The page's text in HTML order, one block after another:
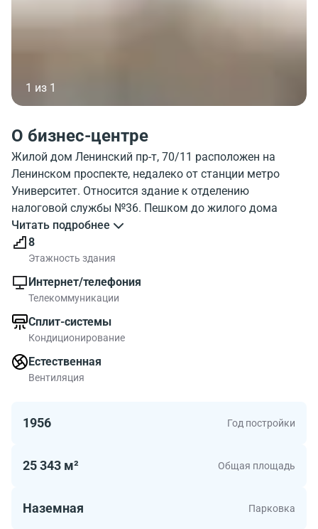
1 из 1
О бизнес-центре
Жилой дом Ленинский пр-т, 70/11 расположен на
Ленинском проспекте, недалеко от станции метро
Университет. Относится здание к отделению
налоговой службы №36. Пешком до жилого дома
Ленинский пр-т, 70/11 можно добраться
приблизительно за 8 минут от станции метро. В
здании 8 этажей, и паркинг. Внешний вид жилого дома
Leninskij pr-t 70/11 можно посмотреть на фотографии.
На карте, можно посмотреть где находится жилой дом
центром хорошо развита.
Площади офисов до 10395.00 квадратных метров.
Офисы в объекте - подходящий вариант для столичной
компании.
Читать подробнее
8
Этажность здания
Интернет/телефония
Телекоммуникации
Сплит-системы
Кондиционирование
Естественная
Вентиляция
1956 Год постройки
25 343 м² Общая площадь
Наземная Парковка